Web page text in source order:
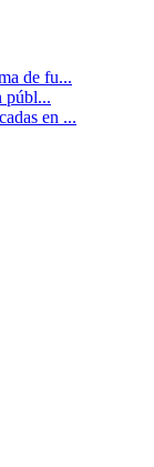
de fu...
públ...
en ...